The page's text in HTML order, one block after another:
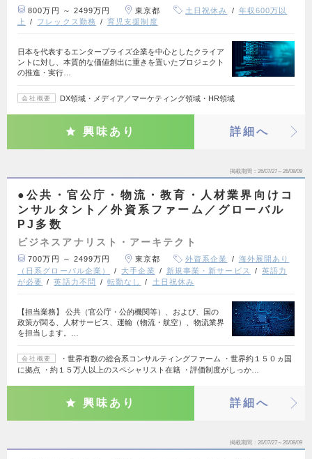
800万円 ～ 2499万円 東京都 土日祝休み
年収600万以
上
フレックス勤務 育児支援制度
日本を代表するエンタープライズ企業を中心としたクライア
ントに対し、本質的な価値創出に重きを置いたプロジェクト
の推進・実行…
会社概要 DX領域・メディア／マーケティング領域・HR領域
興味あり 詳細へ
掲載期間 26/07/27～26/08/09
●公共・官公庁・物流・教育・人材業界向けコ
ンサルタント／外資系ファーム／グローバル
PJ多数
ビジネスアナリスト・アーキテクト
700万円 ～ 2499万円 東京都 外資系企業
海外展開あり
（日系グローバル企業）
大手企業 新規事業・新サービス
英語力
が必要
英語力不問 転勤なし 土日祝休み
【担当業務】 公共（官公庁・公的機関等）、および、国の
政策が関る、人材サービス、運輸（物流・航空）、物流業界
を担当します。…
会社概要
・世界有数の総合系コンサルティングファーム ・世界約１５０ヵ国
に拠点 ・約１５万人以上のスペシャリスト在籍 ・評価制度がしっか…
興味あり 詳細へ
掲載期間 26/07/27～26/08/09